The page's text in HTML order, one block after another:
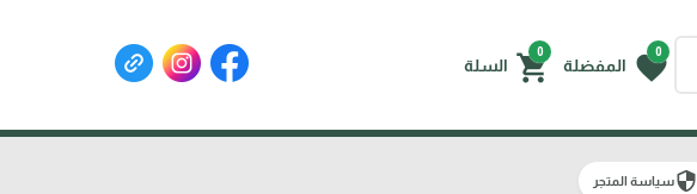
0
favorite المفضلة
0
shopping_cart السلة
securityسياسة المتجر